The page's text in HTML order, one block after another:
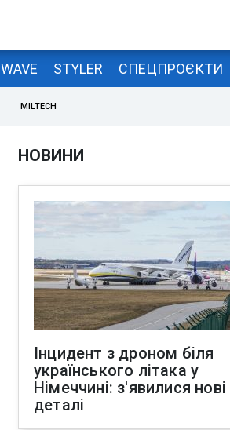
WAVE STYLER СПЕЦПРОЄКТИ
MILTECH
НОВИНИ
Інцидент з дроном біля
українського літака у
Німеччині: з'явилися нові
деталі